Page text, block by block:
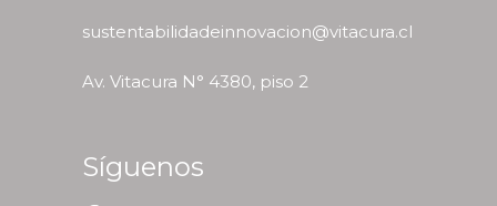
sustentabilidadeinnovacion@vitacura.cl
Av. Vitacura N° 4380, piso 2
Síguenos